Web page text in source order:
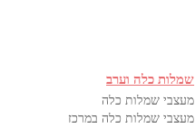
שמלות כלה וערב
מעצבי שמלות כלה
מעצבי שמלות כלה במרכז